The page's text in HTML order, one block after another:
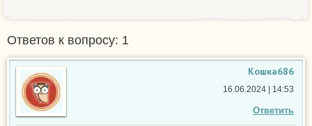
Ответов к вопросу: 1
Кошка686
Ответить
16.06.2024 | 14:53